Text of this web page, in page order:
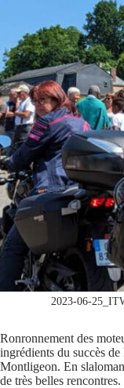
2023-06-
Ronronnement des
ingrédients du succès
Montligeon. En
de très belles